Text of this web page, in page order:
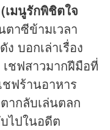
เมนูรักพิชิตใจ
าซีข้ามเวลา
บอกเล่าเรื่อง
เชฟสาวมากฝีมือที่
ฟร้านอาหาร
ากลับเล่นตลก
ไปในอดีต